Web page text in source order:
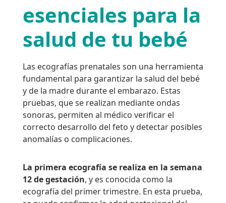
esenciales para la
salud de tu bebé
Las ecografías prenatales son una herramienta
fundamental para garantizar la salud del bebé
y de la madre durante el embarazo. Estas
pruebas, que se realizan mediante ondas
sonoras, permiten al médico verificar el
correcto desarrollo del feto y detectar posibles
anomalías o complicaciones.
La primera ecografía se realiza en la semana
12 de gestación, y es conocida como la
ecografía del primer trimestre. En esta prueba,